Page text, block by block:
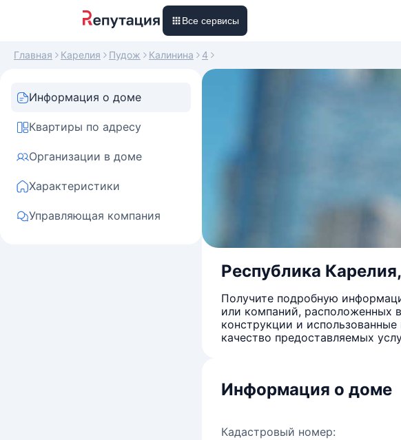
Все сервисы
Главная Карелия Пудож Калинина 4
Информация о доме
Квартиры по адресу
Организации в доме
Характеристики
Управляющая компания
Республика
Получите подробную
или компаний, расположенных
конструкции и
качество предоставляемых
Информация о доме
Кадастровый номер: